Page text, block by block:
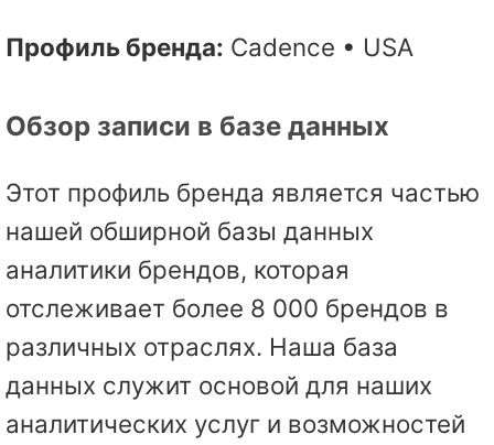
Профиль бренда: Cadence • USA
Обзор записи в базе данных
Этот профиль бренда является частью
нашей обширной базы данных
аналитики брендов, которая
отслеживает более 8 000 брендов в
различных отраслях. Наша база
данных служит основой для наших
аналитических услуг и возможностей